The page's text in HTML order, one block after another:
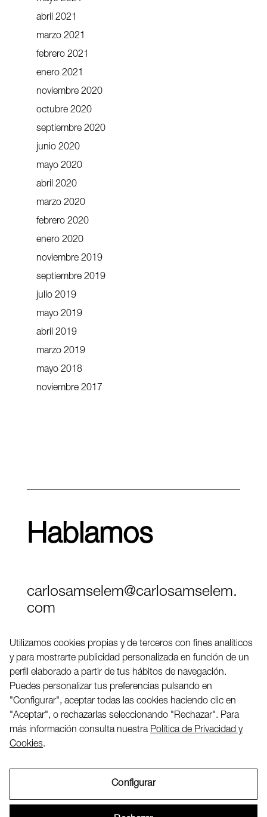
abril 2021
marzo 2021
febrero 2021
enero 2021
noviembre 2020
octubre 2020
septiembre 2020
junio 2020
mayo 2020
abril 2020
marzo 2020
febrero 2020
enero 2020
noviembre 2019
septiembre 2019
julio 2019
mayo 2019
abril 2019
marzo 2019
mayo 2018
noviembre 2017
Hablamos
carlosamselem@carlosamselem.
com
Twitter
LinkedIN
2026 ©
Utilizamos cookies propias y de terceros con fines analíticos
y para mostrarte publicidad personalizada en función de un
perfil elaborado a partir de tus hábitos de navegación.
Puedes personalizar tus preferencias pulsando en
"Configurar", aceptar todas las cookies haciendo clic en
"Aceptar", o rechazarlas seleccionando "Rechazar". Para
más información consulta nuestra Política de Privacidad y
Cookies.
Configurar